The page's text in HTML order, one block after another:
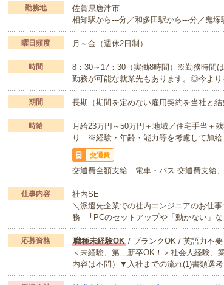
勤務地
佐賀県唐津市
相知駅から---分／和多田駅から---分／鬼塚
曜日頻度 月～金（週休2日制）
時間
8：30～17：30（実働8時間）※勤務時間
勤務が可能な就業先もあります。◎今より
期間 長期（期間を定めない雇用契約を当社と
時給
月給23万円～50万円＋地域／住宅手当
り ※経験・年齢・能力等を考慮して加給
交通費
交通費全額支給 電車・バス 交通費支給
仕事内容
社内SE
＼派遣先企業での社内エンジニアのお仕
務 └PCのセットアップや「動かない」な
応募資格 職種未経験OK / ブランクOK / 英語力不要
＜未経験、第二新卒OK！＞社会人経験
内容は不問）▼入社までの流れ(1)書類選